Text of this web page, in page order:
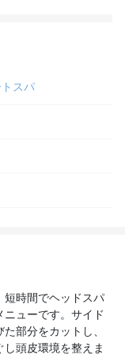
スパ
短時間でヘッドスパ
ューです。サイド
部分をカットし、
頭皮環境を整えま